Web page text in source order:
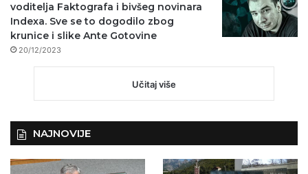
voditelja Faktografa i bivšeg novinara
Indexa. Sve se to dogodilo zbog
krunice i slike Ante Gotovine
20/12/2023
Učitaj više
NAJNOVIJE